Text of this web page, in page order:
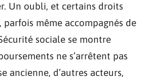
Un oubli, et certains droits
parfois même accompagnés de
sociale se montre
ne s’arrêtent pas
ancienne, d’autres acteurs,